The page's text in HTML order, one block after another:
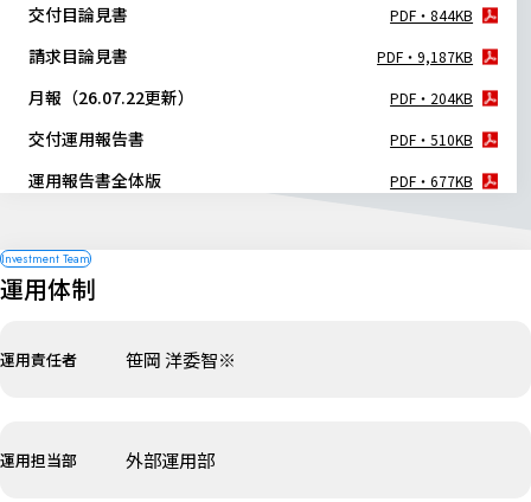
交付目論見書 PDF・844KB
請求目論見書 PDF・9,187KB
月報（26.07.22更新） PDF・204KB
交付運用報告書 PDF・510KB
運用報告書全体版 PDF・677KB
運用体制
運用責任者 笹岡 洋委智※
運用担当部 外部運用部